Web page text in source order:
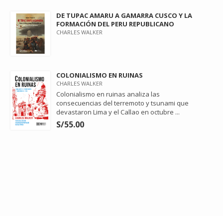
DE TUPAC AMARU A GAMARRA CUSCO Y LA
FORMACIÓN DEL PERU REPUBLICANO
CHARLES WALKER
COLONIALISMO EN RUINAS
CHARLES WALKER
Colonialismo en ruinas analiza las
consecuencias del terremoto y tsunami que
devastaron Lima y el Callao en octubre ...
S/55.00